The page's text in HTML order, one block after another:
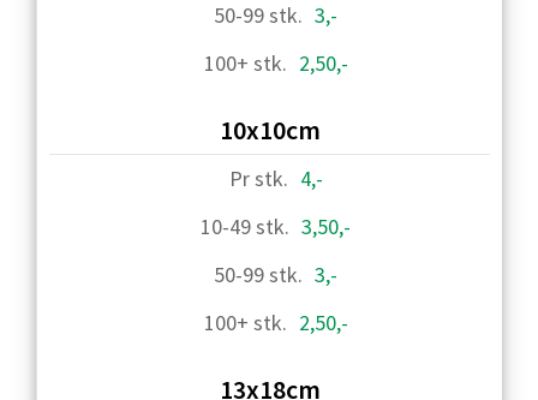
3,-
2,50,-
10x10cm
4,-
3,50,-
3,-
2,50,-
13x18cm